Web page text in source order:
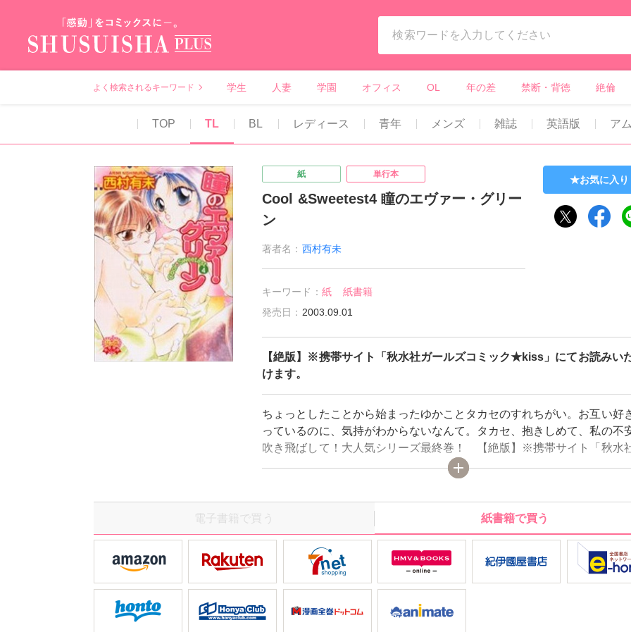
よく検索されるキーワード 学生 人妻 学園 オフィス OL 年の差 禁断・背徳 絶倫
TOP TL BL レディース 青年 メンズ 雑誌 英語版 ア
紙 単行本
Cool &Sweetest4 瞳のエヴァー・グリー
ン
著者名： 西村有未
キーワード： 紙
紙書籍
発売日： 2003.09.01
お気に入り
【絶版】※携帯サイト「秋水社ガールズコミック★kiss」にてお読みい
けます。
ちょっとしたことから始まったゆかことタカセのすれちがい。お互い好
っているのに、気持がわからないなんて。タカセ、抱きしめて、私の不
吹き飛ばして！大人気シリーズ最終巻！ 【絶版】※携帯サイト「秋水
ールズコミック★kiss」にてお読みいただけます。
電子書籍で買う 紙書籍で買う